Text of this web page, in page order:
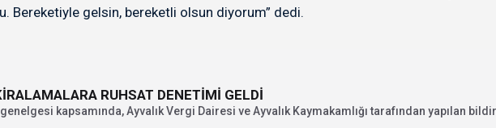
Bereketiyle gelsin, bereketli olsun diyorum” dedi.
RUHSAT DENETİMİ GELDİ
kapsamında, Ayvalık Vergi Dairesi ve Ayvalık Kaymakamlığı tarafından yapılan